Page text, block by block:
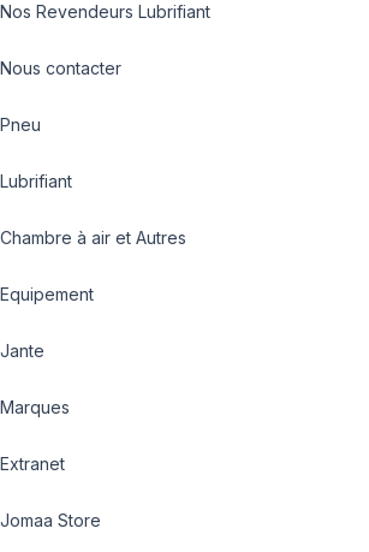
Nos Revendeurs Lubrifiant
Nous contacter
Pneu
Lubrifiant
Chambre à air et Autres
Equipement
Jante
Marques
Extranet
Jomaa Store